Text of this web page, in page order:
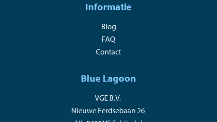
Informatie
Blog
FAQ
Contact
Blue Lagoon
VGE B.V.
Nieuwe Eerdsebaan 26